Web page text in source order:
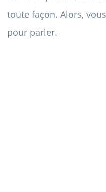
toute façon. Alors,
pour parler.